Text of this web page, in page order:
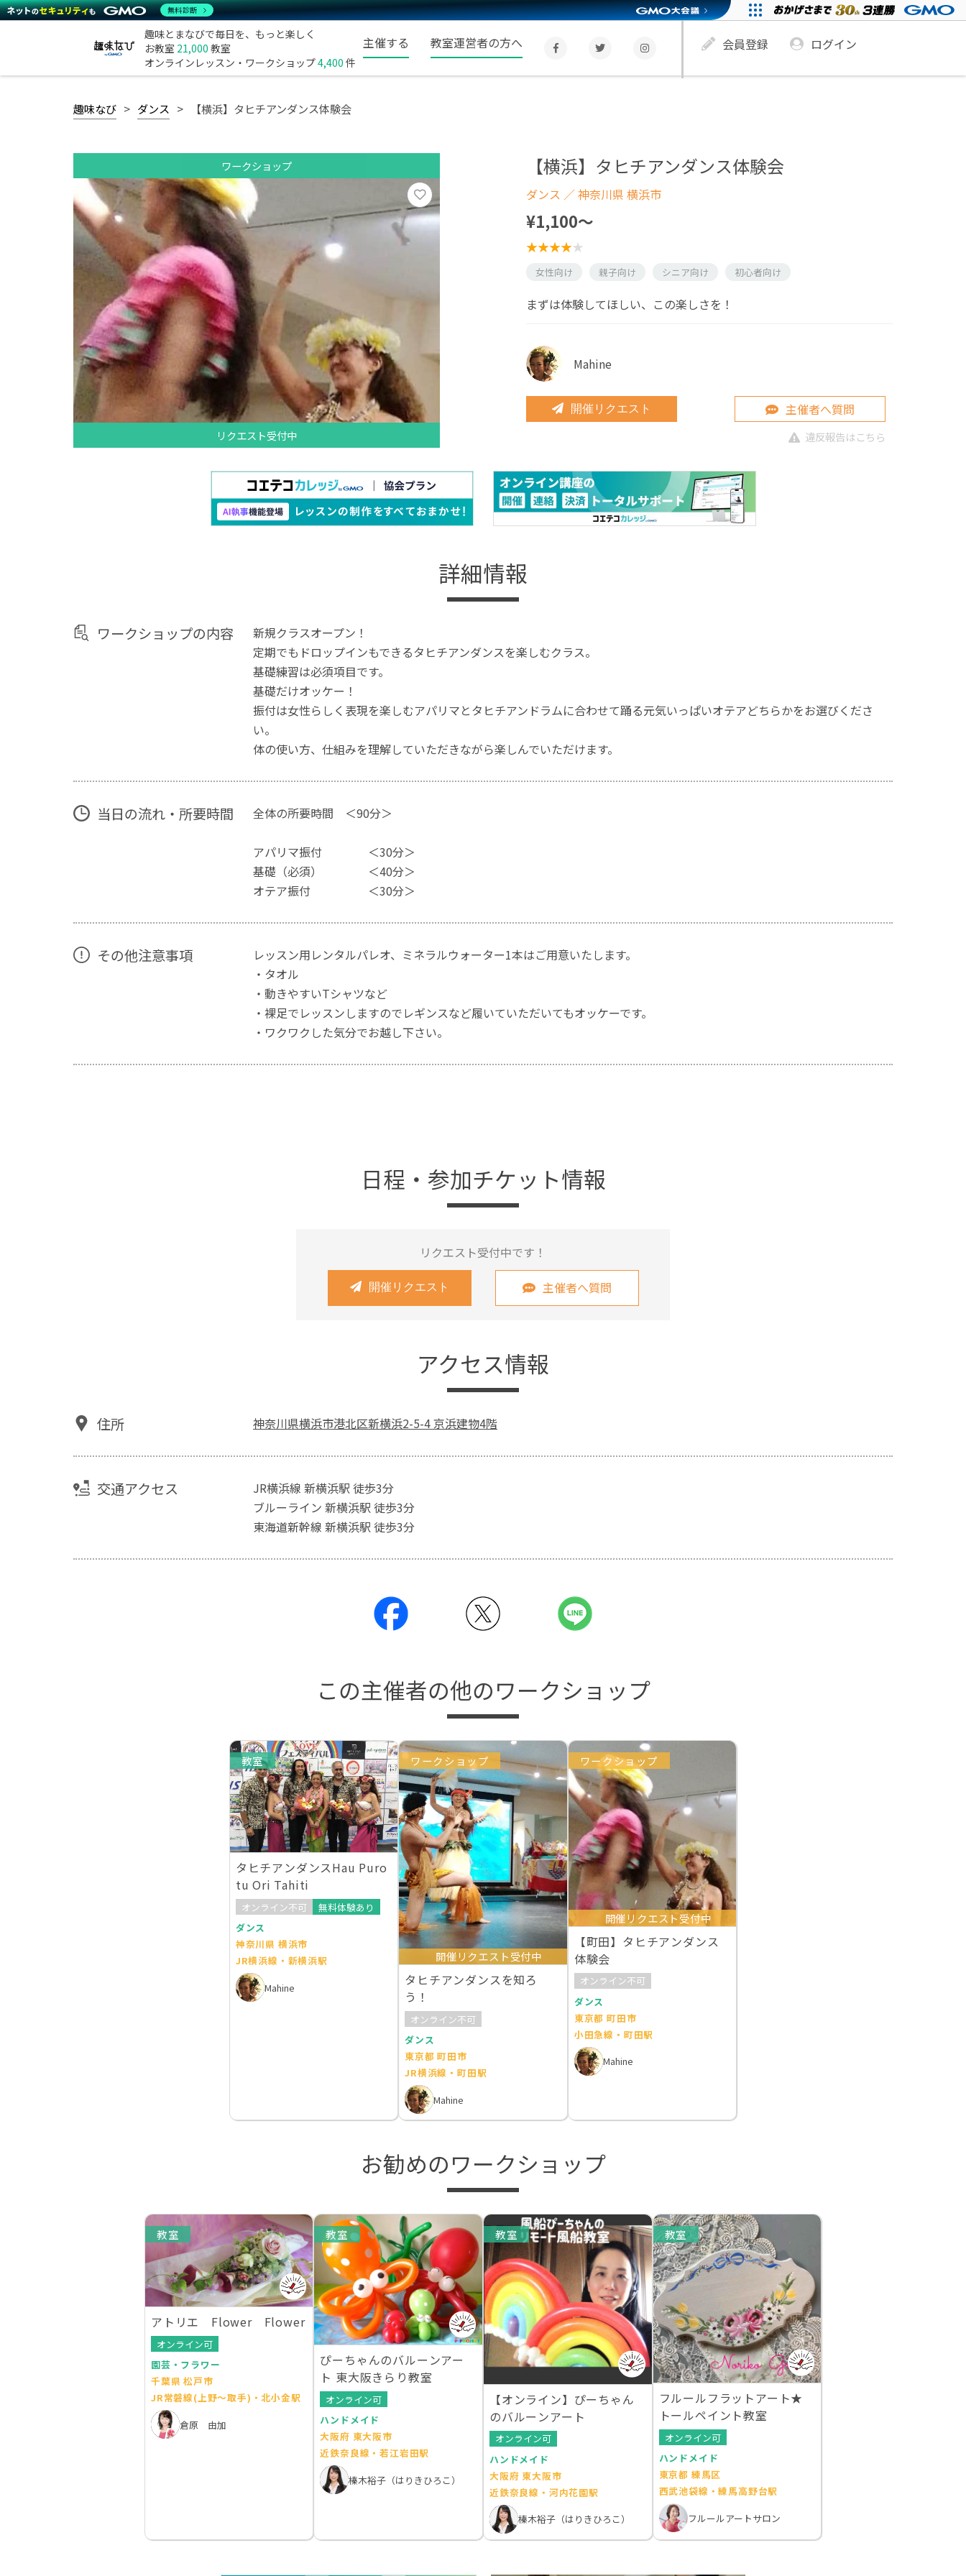
趣味とまなびで毎日を、もっと楽しく
お教室 21,000 教室
オンラインレッスン・ワークショップ4,400 件
主催する 教室運営者の方へ 会員登録 ログイン
趣味なび ダンス 【横浜】タヒチアンダンス体験会
ワークショップ
リクエスト受付中
【横浜】タヒチアンダンス体験会
ダンス ／ 神奈川県 横浜市
¥1,100〜
女性向け 親子向け シニア向け 初心者向け
まずは体験してほしい、この楽しさを！
Mahine
開催リクエスト 主催者へ質問
違反報告はこちら
詳細情報
ワークショップの内容
新規クラスオープン！
定期でもドロップインもできるタヒチアンダンスを楽しむクラス。
基礎練習は必須項目です。
基礎だけオッケー！
振付は女性らしく表現を楽しむアパリマとタヒチアンドラムに合わせて踊る元気いっぱいオテアどちらかをお選びくださ
い。
体の使い方、仕組みを理解していただきながら楽しんでいただけます。
当日の流れ・所要時間 全体の所要時間 ＜90分＞
アパリマ振付 ＜30分＞
基礎（必須） ＜40分＞
オテア振付 ＜30分＞
その他注意事項
レッスン用レンタルパレオ、ミネラルウォーター1本はご用意いたします。
・タオル
・動きやすいTシャツなど
・裸足でレッスンしますのでレギンスなど履いていただいてもオッケーです。
・ワクワクした気分でお越し下さい。
日程・参加チケット情報
リクエスト受付中です！
開催リクエスト 主催者へ質問
アクセス情報
住所 神奈川県横浜市港北区新横浜2-5-4 京浜建物4階
交通アクセス
JR横浜線 新横浜駅 徒歩3分
ブルーライン 新横浜駅 徒歩3分
東海道新幹線 新横浜駅 徒歩3分
この主催者の他のワークショップ
教室
タヒチアンダンスHau Puro
tu Ori Tahiti
オンライン不可
無料体験あり
ダンス
神奈川県 横浜市
JR横浜線・新横浜駅
Mahine
ワークショップ
開催リクエスト受付中
タヒチアンダンスを知ろ
う！
オンライン不可
ダンス
東京都 町田市
JR横浜線・町田駅
Mahine
ワークショップ
開催リクエスト受付中
【町田】タヒチアンダンス
体験会
オンライン不可
ダンス
東京都 町田市
小田急線・町田駅
Mahine
お勧めのワークショップ
教室
アトリエ Flower Flower
オンライン可
園芸・フラワー
千葉県 松戸市
JR常磐線(上野～取手)・北小金駅
倉原 由加
教室
ぴーちゃんのバルーンアー
ト 東大阪きらり教室
オンライン可
ハンドメイド
大阪府 東大阪市
近鉄奈良線・若江岩田駅
榛木裕子（はりきひろこ）
教室
【オンライン】ぴーちゃん
のバルーンアート
オンライン可
ハンドメイド
大阪府 東大阪市
近鉄奈良線・河内花園駅
榛木裕子（はりきひろこ）
教室
フルールフラットアート★
トールペイント教室
オンライン可
ハンドメイド
東京都 練馬区
西武池袋線・練馬高野台駅
フルールアートサロン
無料診断